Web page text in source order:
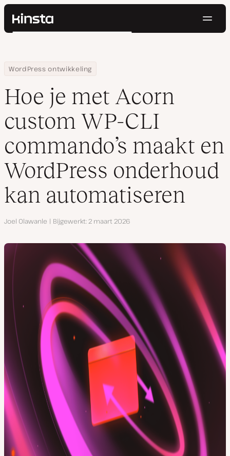
Kinsta®
Prijzen
Contact
Zoeken
Home
Hulpbronnen
Blog
WordPress ontwikkeling
Hoe je met Acorn custom WP-CLI commando’s maakt en
Hoe je met Acorn
custom WP-CLI
commando’s maakt en
WordPress onderhoud
kan automatiseren
Auteur
Joel Olawanle Bijgewerkt 2 maart 2026